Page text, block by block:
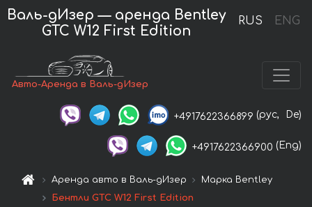
RUS ENG
Валь-дИзер — аренда Bentley
GTC W12 First Edition
Авто-Аренда в Валь-дИзер
+4917622366899 (рус, De)
+4917622366900 (Eng)
Аренда авто в Валь-дИзер
Марка Bentley
Бентли GTC W12 First Edition